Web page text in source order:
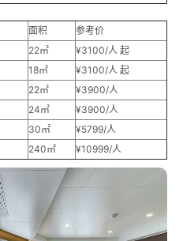
面积
参考价
22㎡
¥3100/人 起
18㎡
¥3100/人 起
22㎡
¥3900/人
24㎡
¥3900/人
30㎡
¥5799/人
240㎡ ¥10999/人